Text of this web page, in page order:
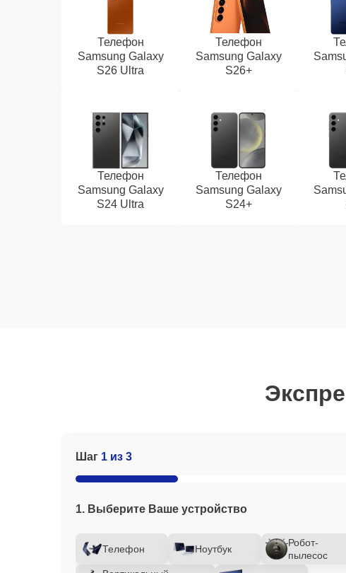
Телефон
Samsung Galaxy
S26 Ultra
Телефон
Samsung Galaxy
S26+
Телефон
Samsung Galaxy
S24 Ultra
Телефон
Samsung Galaxy
S24+
Шаг 1 из 3
1. Выберите Ваше устройство
Телефон Ноутбук
Робот-
пылесос